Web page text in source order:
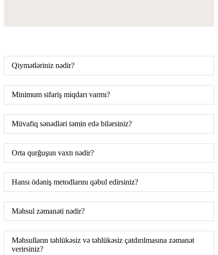
Qiymətləriniz nədir?
Minimum sifariş miqdarı varmı?
Müvafiq sənədləri təmin edə bilərsiniz?
Orta qurğuşun vaxtı nədir?
Hansı ödəniş metodlarını qəbul edirsiniz?
Məhsul zəmanəti nədir?
Məhsulların təhlükəsiz və təhlükəsiz çatdırılmasına zəmanət
verirsiniz?